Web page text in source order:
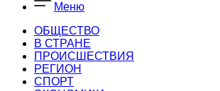
Меню
ОБЩЕСТВО
В СТРАНЕ
ПРОИСШЕСТВИЯ
РЕГИОН
CПОРТ